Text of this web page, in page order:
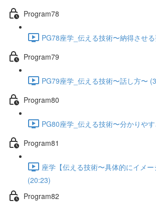
Program78
PG78座学_伝える技術〜納得させ
Program79
PG79座学_伝える技術〜話し方〜
Program80
PG80座学_伝える技術〜分かりや
Program81
座学【伝える技術〜具体的にイメー
(20:23)
Program82